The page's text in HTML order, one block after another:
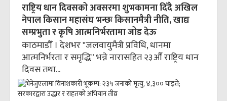
राष्ट्रिय धान दिवसको अवसरमा शुभकामना दिँदै अखिल
नेपाल किसान महासंघ भन्छः किसानमैत्री नीति, खाद्य
सम्प्रभुता र कृषि आत्मनिर्भरतामा जोड देऊ
काठमाडौँ । देशभर "जलवायुमैत्री प्रविधि, धानमा
आत्मनिर्भरता र समृद्धि" भन्ने नारासहित २३औँ राष्ट्रिय धान
दिवस तथा...